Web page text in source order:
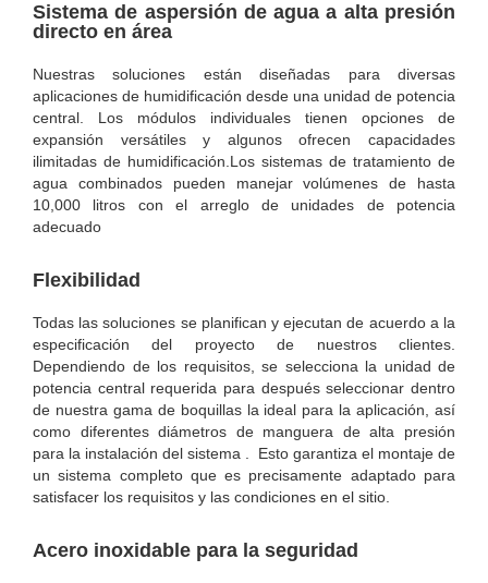
Sistema de aspersión de agua a alta presión
directo en área
Nuestras soluciones están diseñadas para diversas
aplicaciones de humidificación desde una unidad de potencia
central. Los módulos individuales tienen opciones de
expansión versátiles y algunos ofrecen capacidades
ilimitadas de humidificación.Los sistemas de tratamiento de
agua combinados pueden manejar volúmenes de hasta
10,000 litros con el arreglo de unidades de potencia
adecuado
Flexibilidad
Todas las soluciones se planifican y ejecutan de acuerdo a la
especificación del proyecto de nuestros clientes.
Dependiendo de los requisitos, se selecciona la unidad de
potencia central requerida para después seleccionar dentro
de nuestra gama de boquillas la ideal para la aplicación, así
como diferentes diámetros de manguera de alta presión
para la instalación del sistema . Esto garantiza el montaje de
un sistema completo que es precisamente adaptado para
satisfacer los requisitos y las condiciones en el sitio.
Acero inoxidable para la seguridad